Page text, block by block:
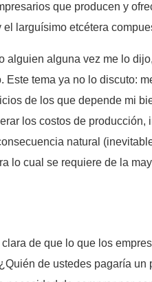
que producen y
el larguísimo etcétera
alguien alguna vez me lo
Este tema ya no lo discuto:
de los que depende mi
los costos de
natural
lo cual se requiere de la
de que lo que los
de ustedes pagaría